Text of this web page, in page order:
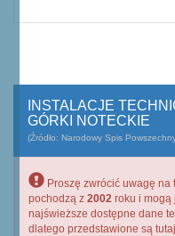
INSTALACJE
GÓRKI NOTECKIE
(Źródło: Narodowy Spis
Proszę zwrócić uwagę
pochodzą z 2002 roku i mogą
najświeższe dostępne dane
dlatego przedstawione są